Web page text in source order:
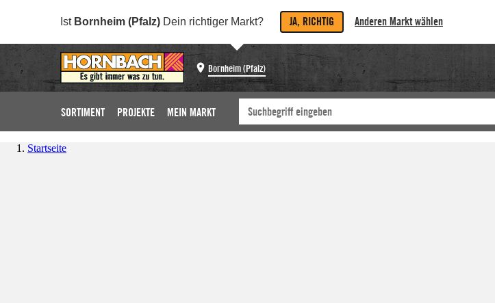
Ist Bornheim (Pfalz) Dein richtiger Markt? JA, RICHTIG Anderen Markt wählen
Bornheim (Pfalz)
SORTIMENT PROJEKTE MEIN MARKT
Startseite